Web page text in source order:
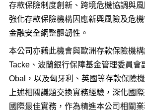
存款保險制度創新、跨境危機協調與
強化存款保險機構因應新興風險及危
金融安全網整體韌性。
本公司亦藉此機會與歐洲存款保險機
Tacke、波蘭銀行保障基金管理委員會
Obal，以及匈牙利、英國等存款保險
上述相關議題交換實務經驗，深化國
國際最佳實務，作為精進本公司相關